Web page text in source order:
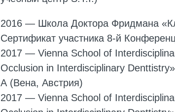
2016 — Школа Доктора Фридмана
Сертификат участника 8-й
2017 — Vienna School of
Occlusion in Interdisciplinary
А (Вена, Австрия)
2017 — Vienna School of